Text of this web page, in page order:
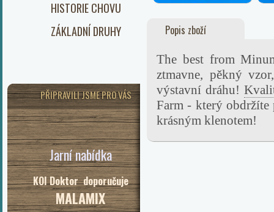
HISTORIE CHOVU
ZÁKLADNÍ DRUHY
PŘIPRAVILI JSME PRO VÁS
Jarní nabídka
KOI Doktor doporučuje
MALAMIX
Popis zboží
The best from
ztmavne, pěkný
výstavní dráhu!
Farm - který obdržíte
krásným klenotem!